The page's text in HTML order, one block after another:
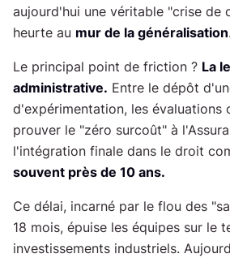
aujourd'hui une véritable "crise de
heurte au mur de la généralisation.
Le principal point de friction ? La
administrative. Entre le dépôt
d'expérimentation, les évaluations
prouver le "zéro surcoût" à
l'intégration finale dans le droit
souvent près de 10 ans.
Ce délai, incarné par le flou des
18 mois, épuise les équipes sur le
investissements industriels.